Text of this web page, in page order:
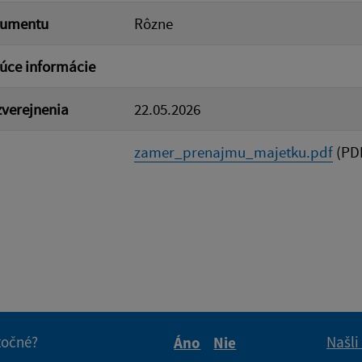
Rôzne
informácie
22.05.2026
zamer_prenajmu_majetku.pdf
Áno
Nie